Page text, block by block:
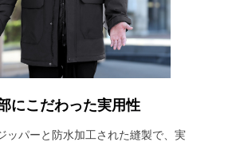
にこだわった実用性
ッパーと防水加工された縫製で、実